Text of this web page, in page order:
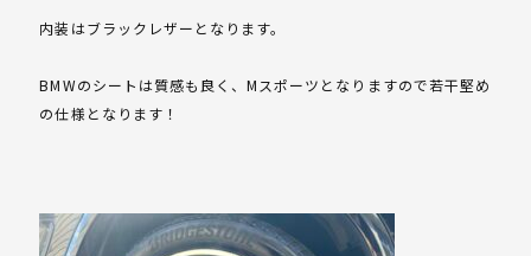
内装はブラックレザーとなります。
BMWのシートは質感も良く、Mスポーツとなりますので若干堅め
の仕様となります！